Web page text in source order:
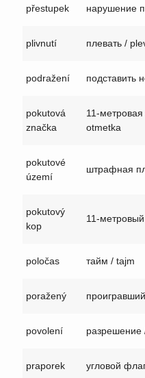
přestupek нарушение
plivnutí плевать /
podražení подставить
pokutová
značka
11-
otmetka
pokutové
území
штрафная
pokutový
kop
11-
poločas тайм / tajm
poražený
povolení разрешение
praporek угловой